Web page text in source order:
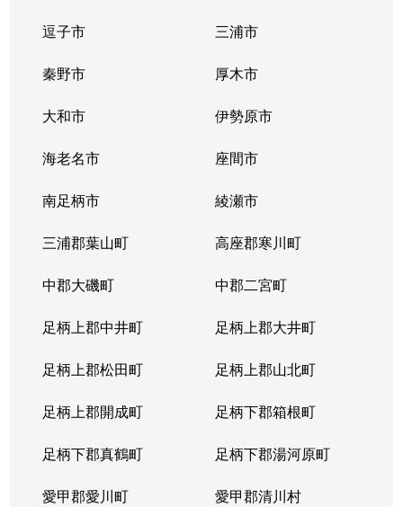
逗子市 三浦市
秦野市 厚木市
大和市 伊勢原市
海老名市 座間市
南足柄市 綾瀬市
三浦郡葉山町 高座郡寒川町
中郡大磯町 中郡二宮町
足柄上郡中井町 足柄上郡大井町
足柄上郡松田町 足柄上郡山北町
足柄上郡開成町 足柄下郡箱根町
足柄下郡真鶴町 足柄下郡湯河原町
愛甲郡愛川町 愛甲郡清川村